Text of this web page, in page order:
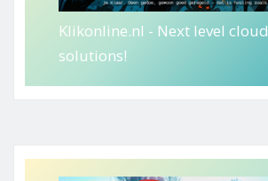
Klikonline.nl - Next level cloud
solutions!